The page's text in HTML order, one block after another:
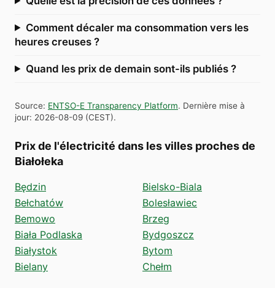
Comment décaler ma consommation vers les
heures creuses ?
Quand les prix de demain sont-ils publiés ?
Source: ENTSO-E Transparency Platform. Dernière mise à
jour: 2026-08-09 (CEST).
Prix de l'électricité dans les villes proches de
Białołeka
Będzin
Bełchatów
Bemowo
Biała Podlaska
Białystok
Bielany
Bielsko-Biala
Bolesławiec
Brzeg
Bydgoszcz
Bytom
Chełm